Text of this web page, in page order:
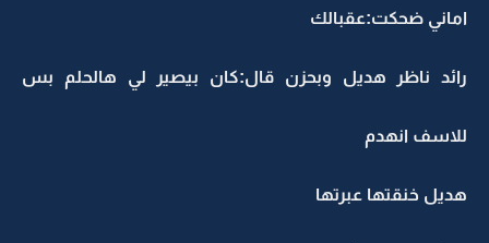
اماني ضحكت:عقبالك
رائد ناظر هديل وبحزن قال:كان بيصير لي هالحلم بس
للاسف انهدم
هديل خنقتها عبرتها